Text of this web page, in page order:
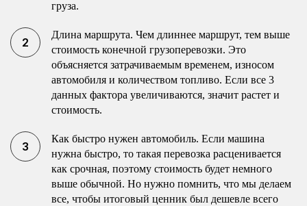
груза.
Длина маршрута. Чем длиннее маршрут, тем выше
стоимость конечной грузоперевозки. Это
объясняется затрачиваемым временем, износом
автомобиля и количеством топливо. Если все 3
данных фактора увеличиваются, значит растет и
стоимость.
Как быстро нужен автомобиль. Если машина
нужна быстро, то такая перевозка расценивается
как срочная, поэтому стоимость будет немного
выше обычной. Но нужно помнить, что мы делаем
все, чтобы итоговый ценник был дешевле всего